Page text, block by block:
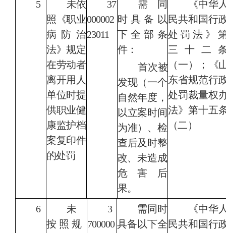
5
未依
照《职业
病防治
法》规定
在劳动者
离开用人
单位时提
供职业健
康监护档
案复印件
的处罚
37
000002
23011
需同
时具备以
下全部条
件：
首次被
发现（一个
自然年度，
以立案时间
为准）、检
查后及时整
改、未造成
危害后
果。
《中华
民共和国行
处罚法 》
三十二
（一）；
《
东省规范行
处罚裁量权
法》第十五
（二）
6
未
按照规
3
700000
需同时
具备以下全
《中华
民共和国行